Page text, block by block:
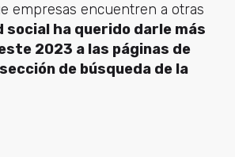
empresas encuentren a otras
social ha querido darle más
2023 a las páginas de
de búsqueda de la